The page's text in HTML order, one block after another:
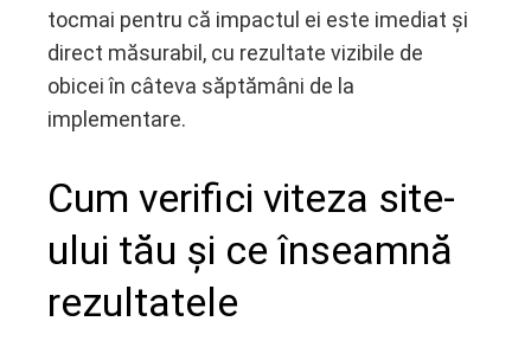
tocmai pentru că impactul ei este imediat și
direct măsurabil, cu rezultate vizibile de
obicei în câteva săptămâni de la
implementare.
Cum verifici viteza site-
ului tău și ce înseamnă
rezultatele